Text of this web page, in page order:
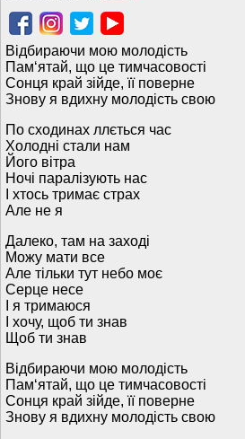
Відбираючи мою молодість
Пам‘ятай, що це тимчасовості
Сонця край зійде, її поверне
Знову я вдихну молодість свою
По сходинах ллється час
Холодні стали нам
Його вітра
Ночі паралізують нас
І хтось тримає страх
Але не я
Далеко, там на заході
Можу мати все
Але тільки тут небо моє
Серце несе
І я тримаюся
І хочу, щоб ти знав
Щоб ти знав
Відбираючи мою молодість
Пам‘ятай, що це тимчасовості
Сонця край зійде, її поверне
Знову я вдихну молодість свою